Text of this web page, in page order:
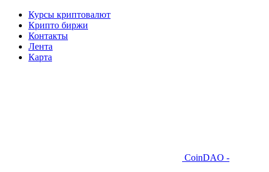
Курсы криптовалют
Крипто биржи
Контакты
Лента
Карта
CoinDAO -